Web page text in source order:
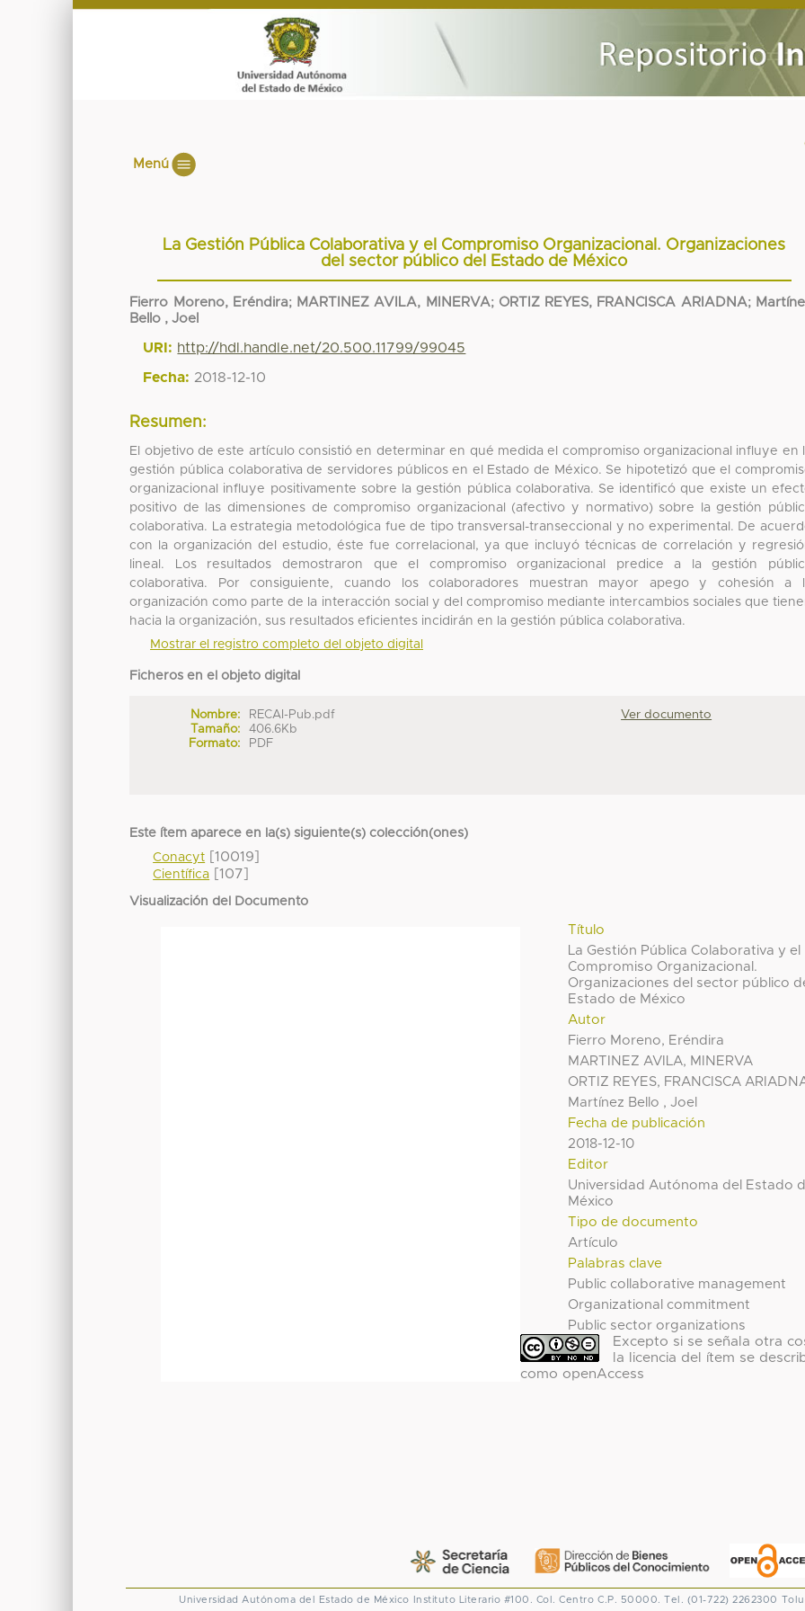
Menú
La Gestión Pública Colaborativa y el Compromiso Organizacional. Organizaciones
del sector público del Estado de México
Fierro Moreno, Eréndira; MARTINEZ AVILA, MINERVA; ORTIZ REYES, FRANCISCA ARIADNA;
Bello , Joel
URI: http://hdl.handle.net/20.500.11799/99045
Fecha: 2018-12-10
Resumen:
El objetivo de este artículo consistió en determinar en qué medida el compromiso organizacional influye en
gestión pública colaborativa de servidores públicos en el Estado de México. Se hipotetizó que el
organizacional influye positivamente sobre la gestión pública colaborativa. Se identificó que existe un
positivo de las dimensiones de compromiso organizacional (afectivo y normativo) sobre la gestión
colaborativa. La estrategia metodológica fue de tipo transversal-transeccional y no experimental. De
con la organización del estudio, éste fue correlacional, ya que incluyó técnicas de correlación y
lineal. Los resultados demostraron que el compromiso organizacional predice a la gestión
colaborativa. Por consiguiente, cuando los colaboradores muestran mayor apego y cohesión a
organización como parte de la interacción social y del compromiso mediante intercambios sociales que
hacia la organización, sus resultados eficientes incidirán en la gestión pública colaborativa.
Mostrar el registro completo del objeto digital
Ficheros en el objeto digital
Nombre:
RECAI-Pub.pdf
Tamaño:
406.6Kb
Formato:
PDF
Ver documento
Este ítem aparece en la(s) siguiente(s) colección(ones)
Conacyt [10019]
Científica [107]
Visualización del Documento
Título
La Gestión Pública Colaborativa y el
Compromiso Organizacional.
Organizaciones del sector público
Estado de México
Autor
Fierro Moreno, Eréndira
MARTINEZ AVILA, MINERVA
ORTIZ REYES, FRANCISCA
Martínez Bello , Joel
Fecha de publicación
2018-12-10
Editor
Universidad Autónoma del Estado
México
Tipo de documento
Artículo
Palabras clave
Public collaborative management
Organizational commitment
Public sector organizations
Excepto si se señala otra
la licencia del ítem se
como openAccess
Universidad Autónoma del Estado de México Instituto Literario #100. Col. Centro C.P. 50000. Tel. (01-722) 2262300